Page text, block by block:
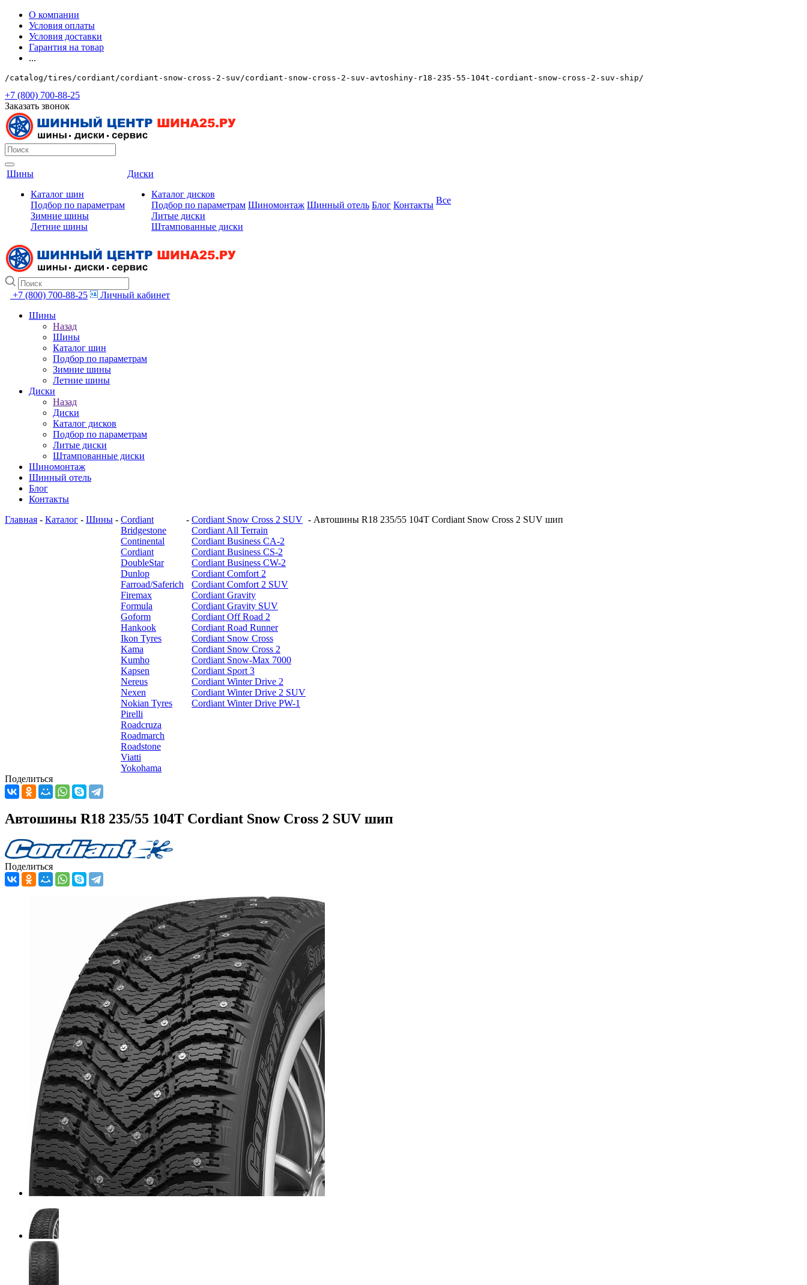
О компании
Условия оплаты
Условия доставки
Гарантия на товар
...
/catalog/tires/cordiant/cordiant-snow-cross-2-suv/cordiant-snow-cross-2-suv-avtoshiny-r18-235-55-104t-cordiant-snow-cross-2-suv-ship/
+7 (800) 700-88-25
Заказать звонок
Шины
Каталог шин
Подбор по параметрам
Зимние шины
Летние шины
Диски
Каталог дисков
Подбор по параметрам
Литые диски
Штампованные диски
Шиномонтаж Шинный отель Блог Контакты Все
+7 (800) 700-88-25
Личный кабинет
Шины
Назад
Шины
Каталог шин
Подбор по параметрам
Зимние шины
Летние шины
Диски
Назад
Диски
Каталог дисков
Подбор по параметрам
Литые диски
Штампованные диски
Шиномонтаж
Шинный отель
Блог
Контакты
Главная - Каталог - Шины - Cordiant
Bridgestone
Continental
Cordiant
DoubleStar
Dunlop
Farroad/Saferich
Firemax
Formula
Goform
Hankook
Ikon Tyres
Kama
Kumho
Kapsen
Nereus
Nexen
Nokian Tyres
Pirelli
Roadcruza
Roadmarch
Roadstone
Viatti
Yokohama
- Cordiant Snow Cross 2 SUV
Cordiant All Terrain
Cordiant Business CA-2
Cordiant Business CS-2
Cordiant Business CW-2
Cordiant Comfort 2
Cordiant Comfort 2 SUV
Cordiant Gravity
Cordiant Gravity SUV
Cordiant Off Road 2
Cordiant Road Runner
Cordiant Snow Cross
Cordiant Snow Cross 2
Cordiant Snow-Max 7000
Cordiant Sport 3
Cordiant Winter Drive 2
Cordiant Winter Drive 2 SUV
Cordiant Winter Drive PW-1
- Автошины R18 235/55 104T Cordiant Snow Cross 2 SUV шип
Поделиться
Автошины R18 235/55 104T Cordiant Snow Cross 2 SUV шип
Поделиться